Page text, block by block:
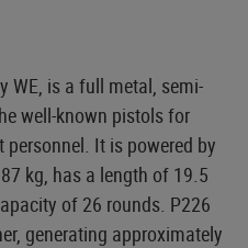
WE, is a full metal, semi-
well-known pistols for
It is powered by
kg, has a length of 19.5
of 26 rounds. P226
generating approximately